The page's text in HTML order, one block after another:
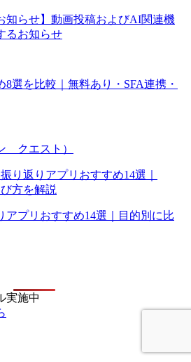
知らせ】動画投稿およびAI関連機
るお知らせ
選を比較｜無料あり・SFA連携・
クエスト）
アプリおすすめ14選｜目的別に比